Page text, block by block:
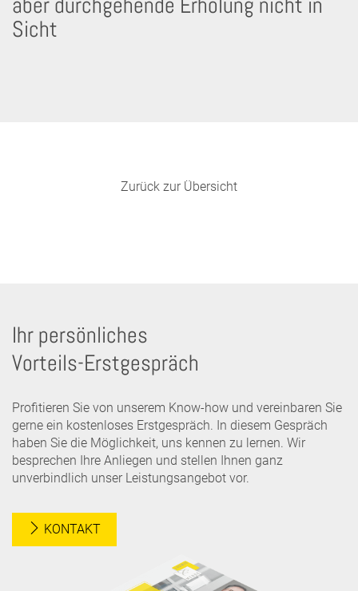
Sicht
Zurück zur Übersicht
Ihr persönliches
Vorteils-Erstgespräch
Profitieren Sie von unserem Know-how und vereinbaren Sie
gerne ein kostenloses Erstgespräch. In diesem Gespräch
haben Sie die Möglichkeit, uns kennen zu lernen. Wir
besprechen Ihre Anliegen und stellen Ihnen ganz
unverbindlich unser Leistungsangebot vor.
KONTAKT